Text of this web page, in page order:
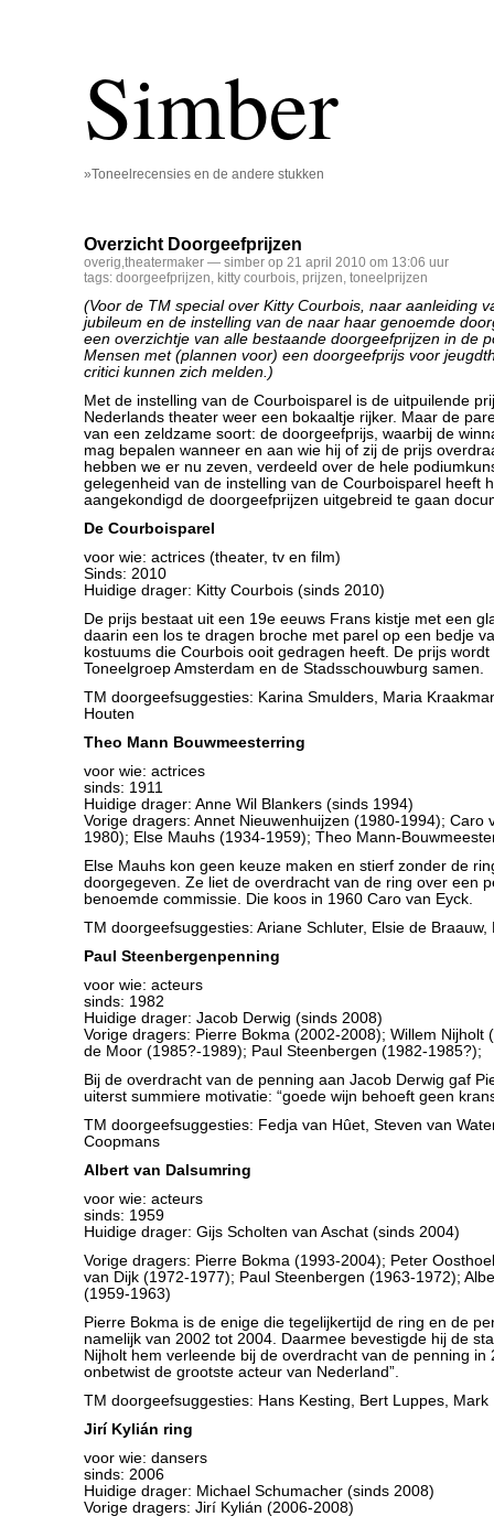
Simber
»Toneelrecensies en de andere stukken
Overzicht Doorgeefprijzen
overig,theatermaker — simber op 21 april 2010 om 13:06 uur
tags: doorgeefprijzen, kitty courbois, prijzen, toneelprijzen
(Voor de TM special over Kitty Courbois, naar aanleiding
jubileum en de instelling van de naar haar genoemde
een overzichtje van alle bestaande doorgeefprijzen in de
Mensen met (plannen voor) een doorgeefprijs voor
critici kunnen zich melden.)
Met de instelling van de Courboisparel is de uitpuilende
Nederlands theater weer een bokaaltje rijker. Maar de
van een zeldzame soort: de doorgeefprijs, waarbij de
mag bepalen wanneer en aan wie hij of zij de prijs
hebben we er nu zeven, verdeeld over de hele
gelegenheid van de instelling van de Courboisparel heeft
aangekondigd de doorgeefprijzen uitgebreid te gaan
De Courboisparel
voor wie: actrices (theater, tv en film)
Sinds: 2010
Huidige drager: Kitty Courbois (sinds 2010)
De prijs bestaat uit een 19e eeuws Frans kistje met een
daarin een los te dragen broche met parel op een bedje
kostuums die Courbois ooit gedragen heeft. De prijs
Toneelgroep Amsterdam en de Stadsschouwburg samen.
TM doorgeefsuggesties: Karina Smulders, Maria
Houten
Theo Mann Bouwmeesterring
voor wie: actrices
sinds: 1911
Huidige drager: Anne Wil Blankers (sinds 1994)
Vorige dragers: Annet Nieuwenhuijzen (1980-1994); Caro
1980); Else Mauhs (1934-1959); Theo Mann-
Else Mauhs kon geen keuze maken en stierf zonder de
doorgegeven. Ze liet de overdracht van de ring over een
benoemde commissie. Die koos in 1960 Caro van Eyck.
TM doorgeefsuggesties: Ariane Schluter, Elsie de Braauw,
Paul Steenbergenpenning
voor wie: acteurs
sinds: 1982
Huidige drager: Jacob Derwig (sinds 2008)
Vorige dragers: Pierre Bokma (2002-2008); Willem Nijholt
de Moor (1985?-1989); Paul Steenbergen (1982-1985?);
Bij de overdracht van de penning aan Jacob Derwig gaf
uiterst summiere motivatie: “goede wijn behoeft geen
TM doorgeefsuggesties: Fedja van Hûet, Steven van
Coopmans
Albert van Dalsumring
voor wie: acteurs
sinds: 1959
Huidige drager: Gijs Scholten van Aschat (sinds 2004)
Vorige dragers: Pierre Bokma (1993-2004); Peter
van Dijk (1972-1977); Paul Steenbergen (1963-1972);
(1959-1963)
Pierre Bokma is de enige die tegelijkertijd de ring en de
namelijk van 2002 tot 2004. Daarmee bevestigde hij de
Nijholt hem verleende bij de overdracht van de penning in
onbetwist de grootste acteur van Nederland”.
TM doorgeefsuggesties: Hans Kesting, Bert Luppes, Mark
Jirí Kylián ring
voor wie: dansers
sinds: 2006
Huidige drager: Michael Schumacher (sinds 2008)
Vorige dragers: Jirí Kylián (2006-2008)